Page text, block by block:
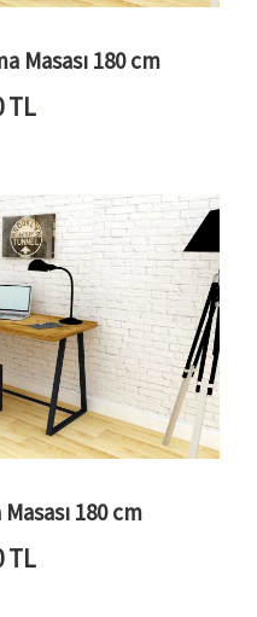
Masası 180 cm
TL
180 cm
TL